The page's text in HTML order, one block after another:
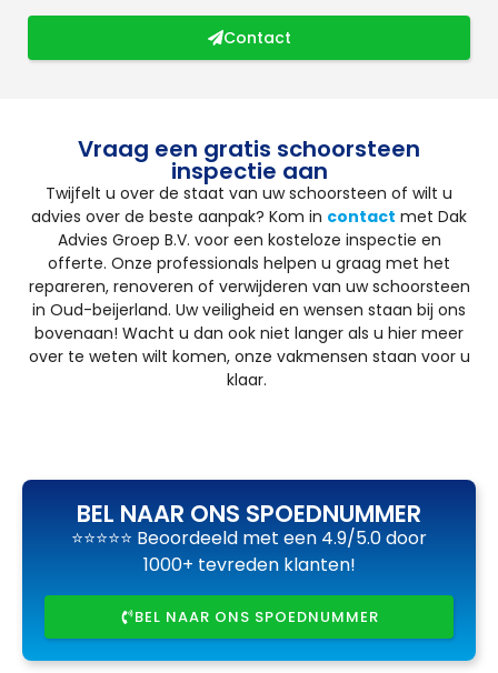
Contact
Vraag een gratis schoorsteen
inspectie aan
Twijfelt u over de staat van uw schoorsteen of wilt u
advies over de beste aanpak? Kom in contact met Dak
Advies Groep B.V. voor een kosteloze inspectie en
offerte. Onze professionals helpen u graag met het
repareren, renoveren of verwijderen van uw schoorsteen
in Oud-beijerland. Uw veiligheid en wensen staan bij ons
bovenaan! Wacht u dan ook niet langer als u hier meer
over te weten wilt komen, onze vakmensen staan voor u
klaar.
BEL NAAR ONS SPOEDNUMMER
⭐⭐⭐⭐⭐ Beoordeeld met een 4.9/5.0 door
1000+ tevreden klanten!
BEL NAAR ONS SPOEDNUMMER